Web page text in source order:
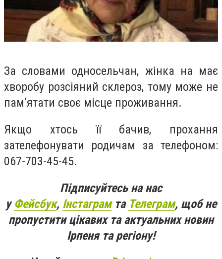
За словами односельчан, жінка на має
хворобу розсіяний склероз, тому може не
пам‘ятати своє місце проживання.
Якщо хтось її бачив, прохання
зателефонувати родичам за телефоном:
067-703-45-45.
Підписуйтесь на нас
уФейсбук, Інстаграмта Телеграм, щоб не
пропустити цікавих та актуальних новин
Ірпеня та регіону!